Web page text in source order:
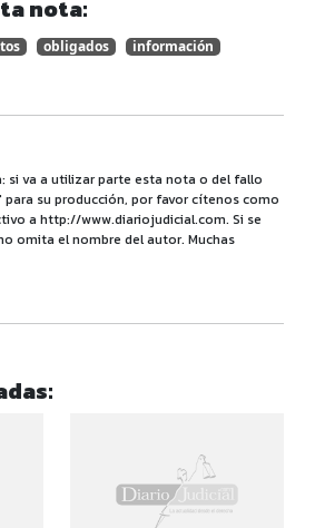
nota:
obligados información
si va a utilizar parte esta nota o del fallo
su producción, por favor cítenos como
a http://www.diariojudicial.com. Si se
omita el nombre del autor. Muchas